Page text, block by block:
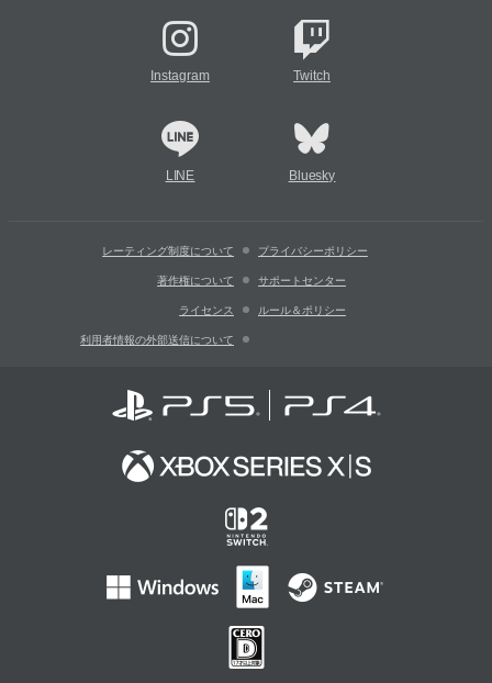
Instagram Twitch
LINE Bluesky
レーティング制度について プライバシーポリシー
著作権について サポートセンター
ライセンス ルール＆ポリシー
利用者情報の外部送信について